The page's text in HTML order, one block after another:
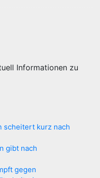
Informationen zu
scheitert kurz nach
gibt nach
gegen